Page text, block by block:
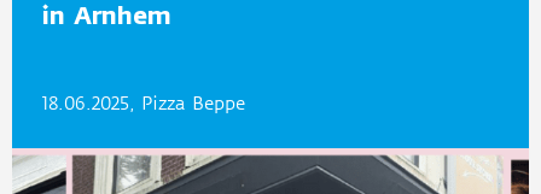
in Arnhem
18.06.2025, Pizza Beppe